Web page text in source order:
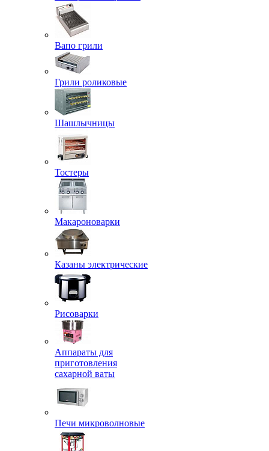
Вапо грили
Грили роликовые
Шашлычницы
Тостеры
Макароноварки
Казаны электрические
Рисоварки
Аппараты для
приготовления
сахарной ваты
Печи микроволновые